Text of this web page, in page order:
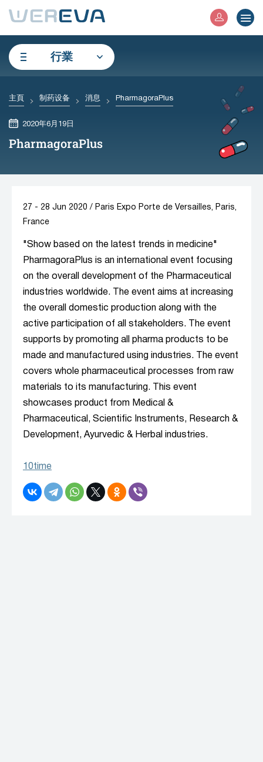
行業
主頁 制药设备 消息 PharmagoraPlus
2020年6月19日
PharmagoraPlus
27 - 28 Jun 2020 / Paris Expo Porte de Versailles, Paris,
France
"Show based on the latest trends in medicine"
PharmagoraPlus is an international event focusing
on the overall development of the Pharmaceutical
industries worldwide. The event aims at increasing
the overall domestic production along with the
active participation of all stakeholders. The event
supports by promoting all pharma products to be
made and manufactured using industries. The event
covers whole pharmaceutical processes from raw
materials to its manufacturing. This event
showcases product from Medical &
Pharmaceutical, Scientific Instruments, Research &
Development, Ayurvedic & Herbal industries.
10time